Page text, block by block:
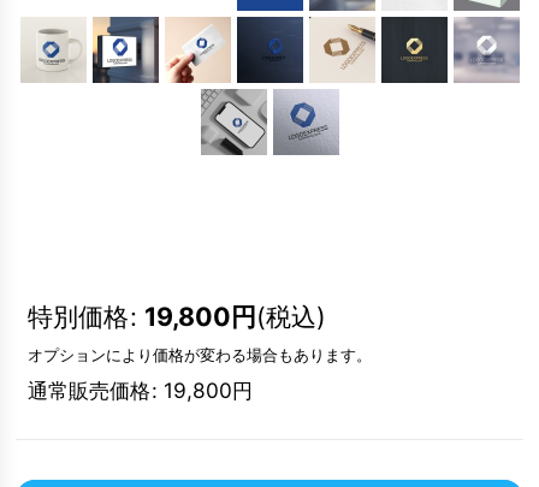
特別価格: 19,800円(税込)
オプションにより価格が変わる場合もあります。
通常販売価格: 19,800円